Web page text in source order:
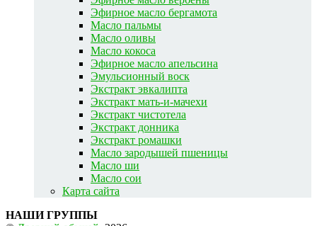
Эфирное масло бергамота
Масло пальмы
Масло оливы
Масло кокоса
Эфирное масло апельсина
Эмульсионный воск
Экстракт эвкалипта
Экстракт мать-и-мачехи
Экстракт чистотела
Экстракт донника
Экстракт ромашки
Масло зародышей пшеницы
Масло ши
Масло сои
Карта сайта
НАШИ ГРУППЫ